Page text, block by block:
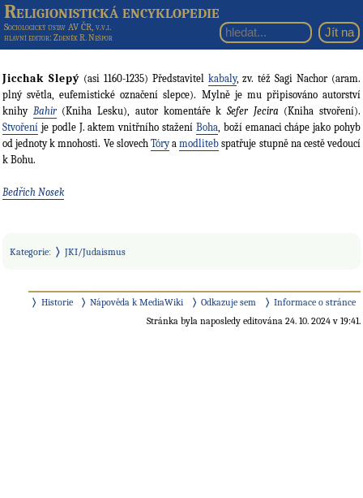
Religionistická encyklopedie
Sociologický ústav AV ČR, v.v.i.
hlavní editor: Zdeněk R. Nešpor
Jicchak Slepý(asi 1160-1235) Představitel kabaly, zv. též Sagi Nachor (aram.
plný světla, eufemistické označení slepce). Mylně je mu připisováno autorství
knihy Bahir(Kniha Lesku), autor komentáře k Sefer Jecira (Kniha stvoření).
Stvoření je podle J. aktem vnitřního stažení Boha, boží emanaci chápe jako pohyb
od jednoty k mnohosti. Ve slovech Tóryamodliteb spatřuje stupně na cestě vedoucí
k Bohu.
Bedřich Nosek
Kategorie: JKI/Judaismus
Historie Nápověda k MediaWiki Odkazuje sem
Informace o stránce
Stránka byla naposledy editována 24. 10. 2024 v 19:41.